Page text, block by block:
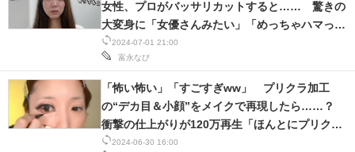
2024-07-01 21:00
富永なび
女性、プロがバッサリカットすると…… 驚きの
大変身に「女優さんみたい」「めっちゃハマって
る！」
2024-06-30 16:00
「怖い怖い」「すごすぎww」 プリクラ加工
の“デカ目＆小顔”をメイクで再現したら……？
衝撃の仕上がりが120万再生「ほんとにプリクラ
だ」